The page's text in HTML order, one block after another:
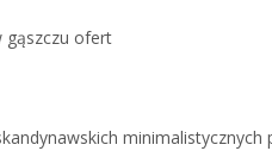
gąszczu ofert
minimalistycznych